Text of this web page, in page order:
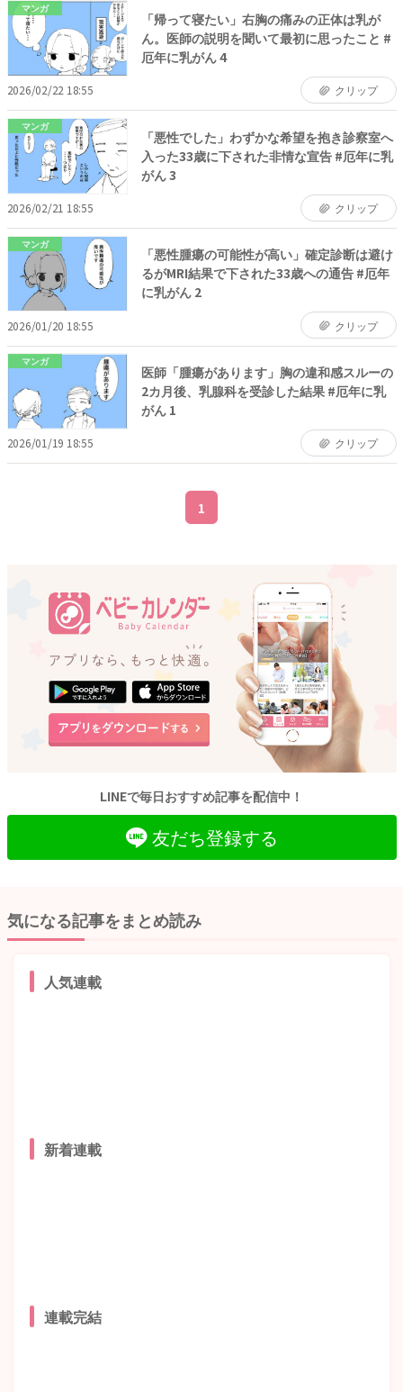
マンガ
「帰って寝たい」右胸の痛みの正体は乳が
ん。医師の説明を聞いて最初に思ったこと #
厄年に乳がん 4
2026/02/22 18:55 クリップ
マンガ
「悪性でした」わずかな希望を抱き診察室へ
入った33歳に下された非情な宣告 #厄年に乳
がん 3
2026/02/21 18:55 クリップ
マンガ
「悪性腫瘍の可能性が高い」確定診断は避け
るがMRI結果で下された33歳への通告 #厄年
に乳がん 2
2026/01/20 18:55 クリップ
マンガ
医師「腫瘍があります」胸の違和感スルーの
2カ月後、乳腺科を受診した結果 #厄年に乳
がん 1
2026/01/19 18:55 クリップ
1
LINEで毎日おすすめ記事を配信中！
友だち登録する
気になる記事をまとめ読み
人気連載
新着連載
連載完結